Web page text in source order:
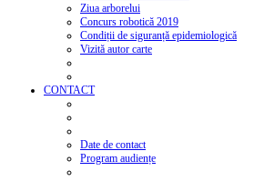
Ziua arborelui
Concurs robotică 2019
Condiții de siguranță epidemiologică
Vizită autor carte
CONTACT
Date de contact
Program audiențe